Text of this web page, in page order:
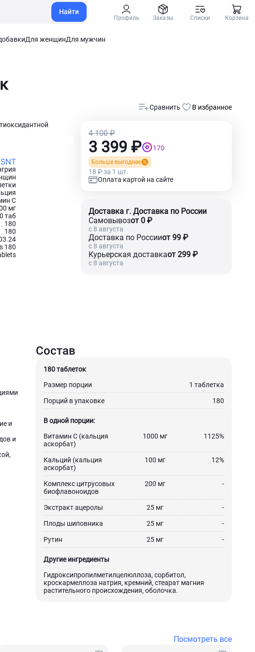
Найти
Профиль Заказы Списки Корзина
Для женщинДля мужчин
Сравнить В избранное
SNT
С
мг
таб
180
180
180
4 100 ₽
3 399 ₽ 170
Больше выгоднее
18 ₽ за 1 шт.
Оплата картой на сайте
Доставка г. Доставка по России
Самовывозот 0 ₽
c 8 августа
Доставка по Россииот 99 ₽
c 8 августа
Курьерская доставкаот 299 ₽
c 8 августа
Состав
и
и
180 таблеток
Размер порции
1 таблетка
Порций в упаковке 180
В одной порции:
Витамин С (кальция
аскорбат)
1000 мг 1125%
Кальций (кальция
аскорбат)
100 мг 12%
Комплекс цитрусовых
биофлавоноидов
200 мг -
Экстракт ацеролы 25 мг -
Плоды шиповника 25 мг -
Рутин 25 мг -
Другие ингредиенты
Гидроксипропилметилцелюллоза, сорбитол,
кроскармеллоза натрия, кремний, стеарат магния
растительного происхождения, оболочка.
Посмотреть все